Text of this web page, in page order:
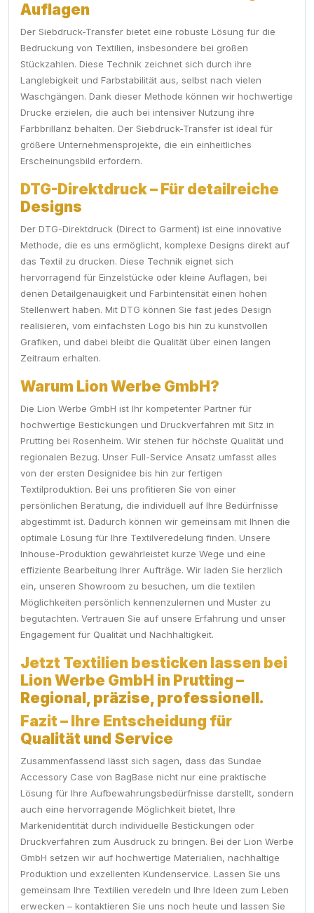
Auflagen
Der Siebdruck-Transfer bietet eine robuste Lösung für die
Bedruckung von Textilien, insbesondere bei großen
Stückzahlen. Diese Technik zeichnet sich durch ihre
Langlebigkeit und Farbstabilität aus, selbst nach vielen
Waschgängen. Dank dieser Methode können wir hochwertige
Drucke erzielen, die auch bei intensiver Nutzung ihre
Farbbrillanz behalten. Der Siebdruck-Transfer ist ideal für
größere Unternehmensprojekte, die ein einheitliches
Erscheinungsbild erfordern.
DTG-Direktdruck – Für detailreiche
Designs
Der DTG-Direktdruck (Direct to Garment) ist eine innovative
Methode, die es uns ermöglicht, komplexe Designs direkt auf
das Textil zu drucken. Diese Technik eignet sich
hervorragend für Einzelstücke oder kleine Auflagen, bei
denen Detailgenauigkeit und Farbintensität einen hohen
Stellenwert haben. Mit DTG können Sie fast jedes Design
realisieren, vom einfachsten Logo bis hin zu kunstvollen
Grafiken, und dabei bleibt die Qualität über einen langen
Zeitraum erhalten.
Warum Lion Werbe GmbH?
Die Lion Werbe GmbH ist Ihr kompetenter Partner für
hochwertige Bestickungen und Druckverfahren mit Sitz in
Prutting bei Rosenheim. Wir stehen für höchste Qualität und
regionalen Bezug. Unser Full-Service Ansatz umfasst alles
von der ersten Designidee bis hin zur fertigen
Textilproduktion. Bei uns profitieren Sie von einer
persönlichen Beratung, die individuell auf Ihre Bedürfnisse
abgestimmt ist. Dadurch können wir gemeinsam mit Ihnen die
optimale Lösung für Ihre Textilveredelung finden. Unsere
Inhouse-Produktion gewährleistet kurze Wege und eine
effiziente Bearbeitung Ihrer Aufträge. Wir laden Sie herzlich
ein, unseren Showroom zu besuchen, um die textilen
Möglichkeiten persönlich kennenzulernen und Muster zu
begutachten. Vertrauen Sie auf unsere Erfahrung und unser
Engagement für Qualität und Nachhaltigkeit.
Jetzt Textilien besticken lassen bei
Lion Werbe GmbH in Prutting –
Regional, präzise, professionell.
Fazit – Ihre Entscheidung für
Qualität und Service
Zusammenfassend lässt sich sagen, dass das Sundae
Accessory Case von BagBase nicht nur eine praktische
Lösung für Ihre Aufbewahrungsbedürfnisse darstellt, sondern
auch eine hervorragende Möglichkeit bietet, Ihre
Markenidentität durch individuelle Bestickungen oder
Druckverfahren zum Ausdruck zu bringen. Bei der Lion Werbe
GmbH setzen wir auf hochwertige Materialien, nachhaltige
Produktion und exzellenten Kundenservice. Lassen Sie uns
gemeinsam Ihre Textilien veredeln und Ihre Ideen zum Leben
erwecken – kontaktieren Sie uns noch heute und lassen Sie